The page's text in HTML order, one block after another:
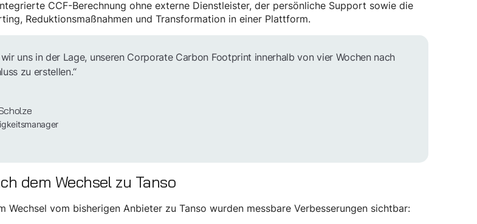
CCF-Berechnung ohne externe Dienstleister, der persönliche Support sowie die
Reduktionsmaßnahmen und Transformation in einer Plattform.
wir uns in der Lage, unseren Corporate Carbon Footprint innerhalb von vier Wochen nach
zu erstellen.“
dem Wechsel zu Tanso
Wechsel vom bisherigen Anbieter zu Tanso wurden messbare Verbesserungen sichtbar: